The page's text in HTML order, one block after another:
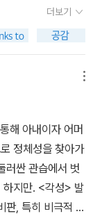
견하고 이전과 다
보니 <채털리
썼기에, 남자를
모르겠다. 그리고
드나 또한 로베
하게 해석한 것
첫 번째로 ‘각
닌 사람임을 깨닫
몰랐던 그녀는 여
고 처음으로 혼자
, 바다와 그 너머
가 그토록 어려운
래 새로운 것이
떨어져 있는 그
면에서 존 벤빌의
를 온 사람들 사
지에 여름별장을
이며, 셋째가 호
션)에 방을 몇 개
막 다섯째가 현지
퐁텔리에 식구
렇게 다짐한대로
로 되면 정말 좋
있어서는 만족한
공평하게 한작품
지만 원칙을 위해
작 리스트 : 윌리
맹 가리, 프랑수아
2월
을 읽고 나면 로
무나 힘들게 살아
다. 자전적 소설
더보기
해 아내이자 어머
정체성을 찾아가
러싼 관습에서 벗
하지만. <각성> 발
판, 특히 비극적 결